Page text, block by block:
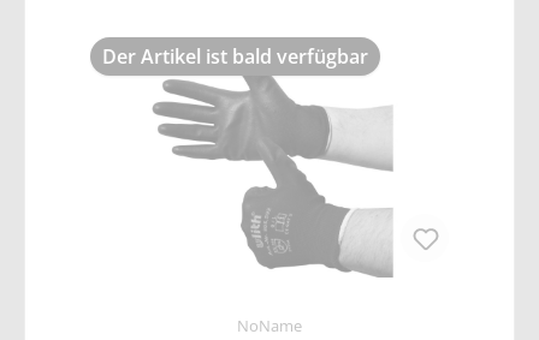
Der Artikel ist bald verfügbar
NoName